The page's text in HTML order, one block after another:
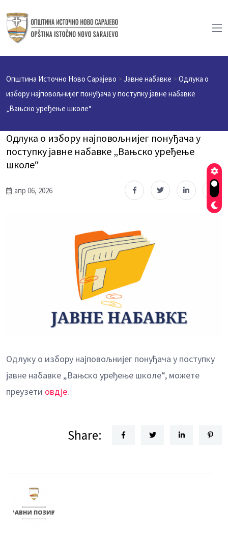
Општина Источно Ново Сарајево >Јавне набавке >Одлука о
избору најповољнијег понуђача у поступку јавне набавке
„Вањско уређење школе“
Одлука о избору најповољнијег понуђача у
поступку јавне набавке „Вањско уређење
школе“
апр 06, 2026
Одлуку о избору најповољнијег понуђача у поступку
јавне набавке „Вањско уређење школе“, можете
преузети овдје.
Share: